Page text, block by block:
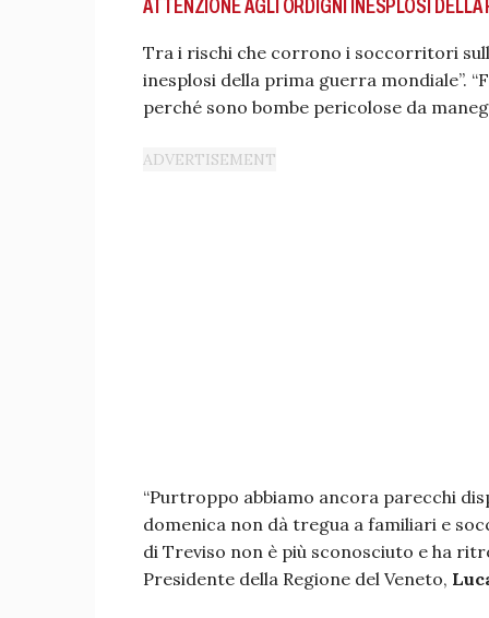
ATTENZIONE AGLI ORDIGNI INESPLOSI
Tra i rischi che corrono i soccorritori
inesplosi della prima guerra mondiale”.
perché sono bombe pericolose da
“Purtroppo abbiamo ancora parecchi
domenica non dà tregua a familiari e
di Treviso non è più sconosciuto e ha
Presidente della Regione del Veneto,